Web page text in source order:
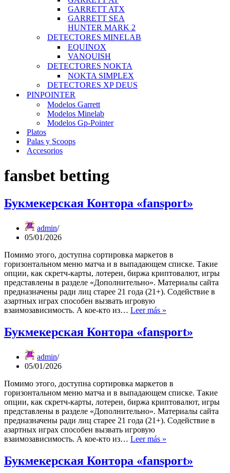
GARRETT ATX
GARRETT SEA
HUNTER MARK 2
DETECTORES MINELAB
EQUINOX
VANQUISH
DETECTORES NOKTA
NOKTA SIMPLEX
DETECTORES XP DEUS
PINPOINTER
Modelos Garrett
Modelos Minelab
Modelos Gp-Pointer
Platos
Palas y Scoops
Accesorios
fansbet betting
Букмекерская Контора «fansport»
admin
05/01/2026
Помимо этого, доступна сортировка маркетов в
горизонтальном меню матча и в выпадающем списке. Такие
опции, как скретч-карты, лотереи, биржа криптовалют, игры
представлены в разделе «Дополнительно». Материалы сайта
предназначены ради лиц старее 21 года (21+). Содействие в
азартных играх способен вызвать игровую
взаимозависимость. А кое-кто из… Leer más »
«fansport»
Букмекерская Контора «fansport»
admin
05/01/2026
Помимо этого, доступна сортировка маркетов в
горизонтальном меню матча и в выпадающем списке. Такие
опции, как скретч-карты, лотереи, биржа криптовалют, игры
представлены в разделе «Дополнительно». Материалы сайта
предназначены ради лиц старее 21 года (21+). Содействие в
азартных играх способен вызвать игровую
взаимозависимость. А кое-кто из… Leer más »
«fansport»
Букмекерская Контора «fansport»